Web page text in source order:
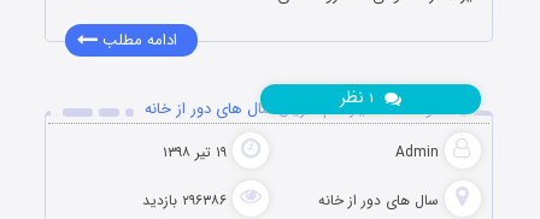
ادامه مطلب
دانلود قسمت یازدهم سریال سال های دور از خانه
Admin ۱۹ تیر ۱۳۹۸
سال های دور از خانه ۲۹۶۳۸۶ بازدید
نظر